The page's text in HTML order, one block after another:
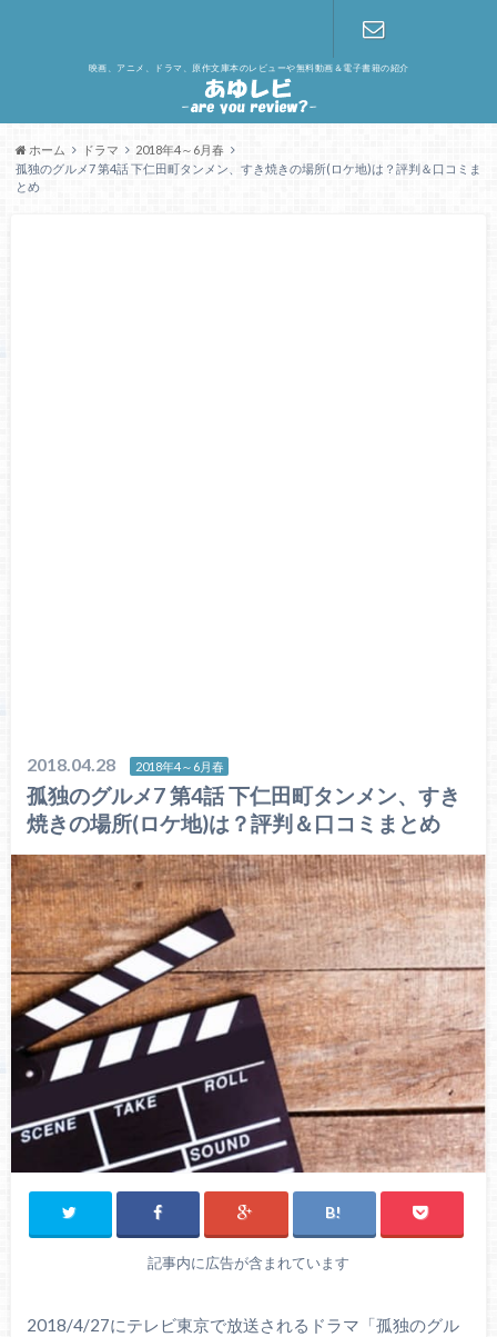
映画、アニメ、ドラマ、原作文庫本のレビューや無料動画＆電子書籍の紹介
ホーム ドラマ
2018年4～6月春
孤独のグルメ7 第4話 下仁田町タンメン、すき焼きの場所(ロケ地)は？評判＆口コミま
とめ
2018.04.28 2018年4～6月春
孤独のグルメ7 第4話 下仁田町タンメン、すき
焼きの場所(ロケ地)は？評判＆口コミまとめ
記事内に広告が含まれています
2018/4/27にテレビ東京で放送されるドラマ「孤独のグル